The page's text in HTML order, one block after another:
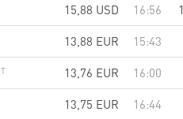
15,88 USD 16:56
13,88 EUR
15:43
13,76 EUR
16:00
13,75 EUR 16:44